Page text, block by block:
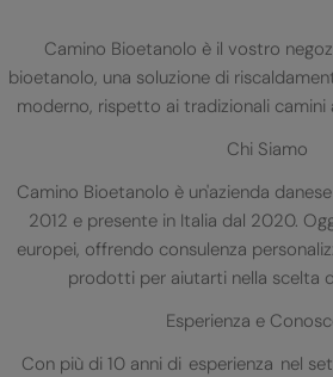
Camino Bioetanolo è il vostro
bioetanolo, una soluzione di
moderno, rispetto ai tradizionali camini
Chi Siamo
Camino Bioetanolo è un'azienda
2012 e presente in Italia dal 2020.
europei, offrendo consulenza
prodotti per aiutarti nella scelta
Esperienza e
Con più di 10 anni di esperienza nel